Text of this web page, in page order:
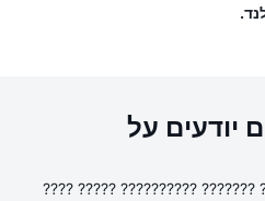
יודעים על
?????? ???????? ????? ?? ????